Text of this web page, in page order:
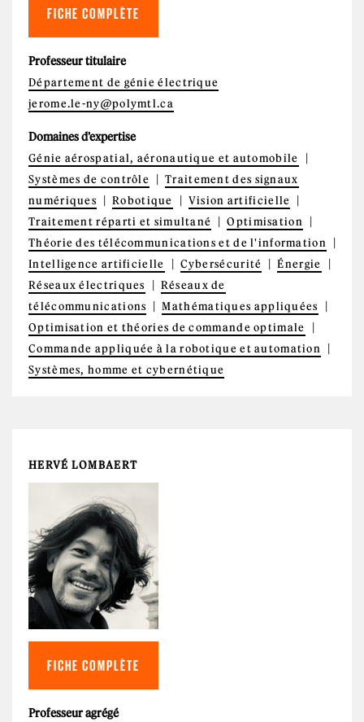
FICHE COMPLÈTE
Professeur titulaire
Département de génie électrique
jerome.le-ny@polymtl.ca
Domaines d'expertise
Génie aérospatial, aéronautique et automobile
Systèmes de contrôle
Traitement des signaux
numériques
Robotique
Vision artificielle
Traitement réparti et simultané
Optimisation
Théorie des télécommunications et de l'information
Intelligence artificielle
Cybersécurité
Énergie
Réseaux électriques
Réseaux de
télécommunications
Mathématiques appliquées
Optimisation et théories de commande optimale
Commande appliquée à la robotique et automation
Systèmes, homme et cybernétique
HERVÉ LOMBAERT
FICHE COMPLÈTE
Professeur agrégé